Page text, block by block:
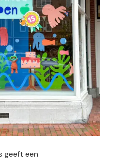
geeft een